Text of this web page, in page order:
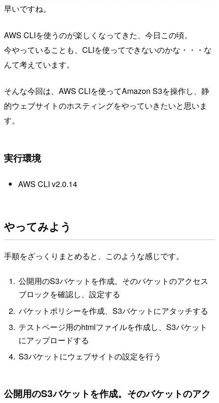
早いですね。
AWS CLIを使うのが楽しくなってきた、今日この頃。
今やっていることも、CLIを使ってできないのかな・・・な
んて考えています。
そんな今回は、AWS CLIを使ってAmazon S3を操作し、静
的ウェブサイトのホスティングをやっていきたいと思いま
す。
実行環境
AWS CLI v2.0.14
やってみよう
手順をざっくりまとめると、このような感じです。
公開用のS3バケットを作成。そのバケットのアクセス
ブロックを確認し、設定する
バケットポリシーを作成、S3バケットにアタッチする
テストページ用のhtmlファイルを作成し、S3バケット
にアップロードする
S3バケットにウェブサイトの設定を行う
公開用のS3バケットを作成。そのバケットのアク